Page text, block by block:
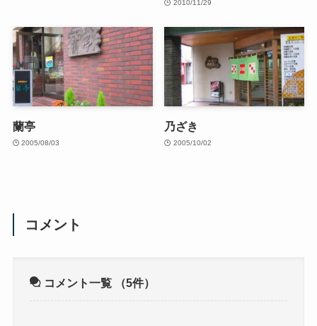
2010/11/29
蘭亭
2005/08/03
乃ざき
2005/10/02
コメント
コメント一覧 （5件）